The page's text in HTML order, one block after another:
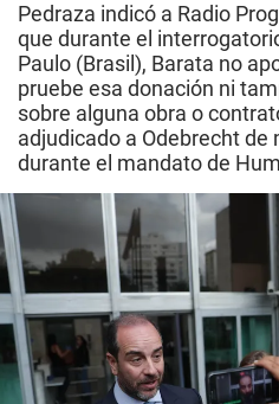
Pedraza indicó a Radio
que durante el
Paulo (Brasil), Barata no
pruebe esa donación ni
sobre alguna obra o
adjudicado a Odebrecht
durante el mandato de